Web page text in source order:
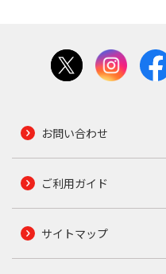
お問い合わせ
ご利用ガイド
サイトマップ